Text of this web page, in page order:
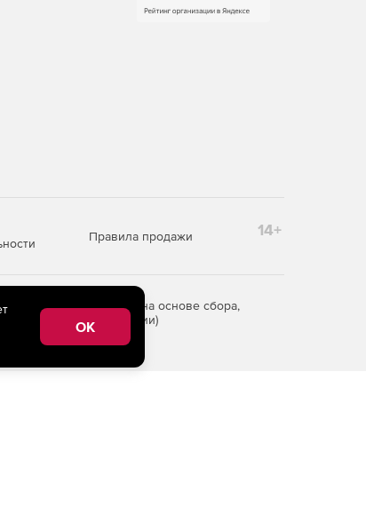
Правила продажи 14+
информации на основе сбора,
Российской Федерации)
OK